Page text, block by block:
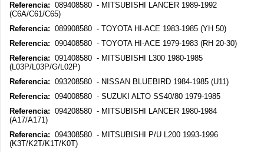
Referencia: 089408580 - MITSUBISHI LANCER 1989-1992
(C6A/C61/C65)
Referencia: 089908580 - TOYOTA HI-ACE 1983-1985 (YH 50)
Referencia: 090408580 - TOYOTA HI-ACE 1979-1983 (RH 20-30)
Referencia: 091408580 - MITSUBISHI L300 1980-1985
(L03P/L03P/G/L02P)
Referencia: 093208580 - NISSAN BLUEBIRD 1984-1985 (U11)
Referencia: 094008580 - SUZUKI ALTO SS40/80 1979-1985
Referencia: 094208580 - MITSUBISHI LANCER 1980-1984
(A17/A171)
Referencia: 094308580 - MITSUBISHI P/U L200 1993-1996
(K3T/K2T/K1T/K0T)